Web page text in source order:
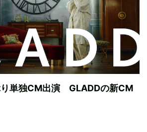
単独CM出演 GLADDの新CM